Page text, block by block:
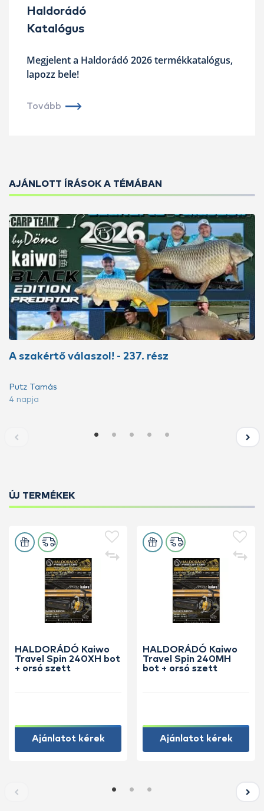
Haldorádó
Katalógus
Megjelent a Haldorádó 2026 termékkatalógus,
lapozz bele!
Tovább
AJÁNLOTT ÍRÁSOK A TÉMÁBAN
A szakértő válaszol! - 237. rész
Putz Tamás
4 napja
ÚJ TERMÉKEK
HALDORÁDÓ Kaiwo
Travel Spin 240XH bot
+ orsó szett
Ajánlatot kérek
HALDORÁDÓ Kaiwo
Travel Spin 240MH
bot + orsó szett
Ajánlatot kérek